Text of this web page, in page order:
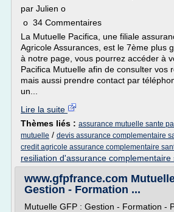
par Julien o
o 34 Commentaires
La Mutuelle Pacifica, une filiale
Agricole Assurances, est le 7ème plus
à notre page, vous pourrez accéder à
Pacifica Mutuelle afin de consulter vos
mais aussi prendre contact par
un...
Lire la suite
Thèmes liés : assurance mutuelle sante
mutuelle / devis assurance complementaire
credit agricole assurance complementaire
resiliation d'assurance complementaire
www.gfpfrance.com
Gestion - Formation ...
Mutuelle GFP : Gestion - Formation -